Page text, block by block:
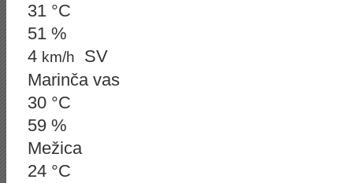
31 °C
51 %
4 km/h
SV
Marinča vas
30 °C
59 %
Mežica
24 °C